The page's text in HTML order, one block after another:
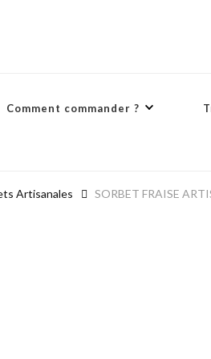
Comment commander ?
Artisanales SORBET FRAISE